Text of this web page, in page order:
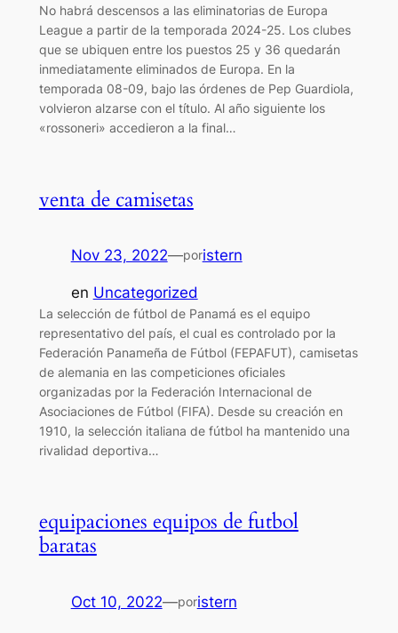
No habrá descensos a las eliminatorias de Europa
League a partir de la temporada 2024-25. Los clubes
que se ubiquen entre los puestos 25 y 36 quedarán
inmediatamente eliminados de Europa. En la
temporada 08-09, bajo las órdenes de Pep Guardiola,
volvieron alzarse con el título. Al año siguiente los
«rossoneri» accedieron a la final…
venta de camisetas
Nov 23, 2022—poristern
en Uncategorized
La selección de fútbol de Panamá es el equipo
representativo del país, el cual es controlado por la
Federación Panameña de Fútbol (FEPAFUT), camisetas
de alemania en las competiciones oficiales
organizadas por la Federación Internacional de
Asociaciones de Fútbol (FIFA). Desde su creación en
1910, la selección italiana de fútbol ha mantenido una
rivalidad deportiva…
equipaciones equipos de futbol
baratas
Oct 10, 2022—poristern